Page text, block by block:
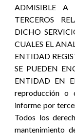
ADMISIBLE A
TERCEROS
DICHO
CUALES EL
ENTIDAD
SE PUEDEN
ENTIDAD EN
reproducción o
informe por
Todos los
mantenimiento